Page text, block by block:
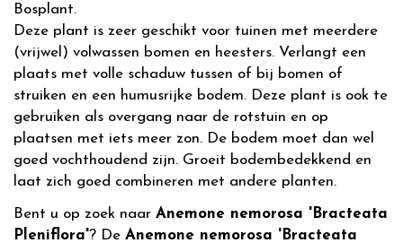
Bosplant.
Deze plant is zeer geschikt voor tuinen met meerdere
(vrijwel) volwassen bomen en heesters. Verlangt een
plaats met volle schaduw tussen of bij bomen of
struiken en een humusrijke bodem. Deze plant is ook te
gebruiken als overgang naar de rotstuin en op
plaatsen met iets meer zon. De bodem moet dan wel
goed vochthoudend zijn. Groeit bodembedekkend en
laat zich goed combineren met andere planten.
Bent u op zoek naar Anemone nemorosa 'Bracteata
Pleniflora'? De Anemone nemorosa 'Bracteata